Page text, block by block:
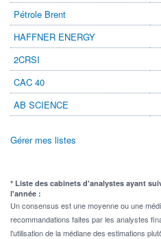
Pétrole Brent
HAFFNER ENERGY
2CRSI
CAC 40
AB SCIENCE
Gérer mes listes
* Liste des cabinets d'analystes ayant
l'année :
Un consensus est une moyenne ou une
recommandations faites par les analystes
l'utilisation de la médiane des estimations